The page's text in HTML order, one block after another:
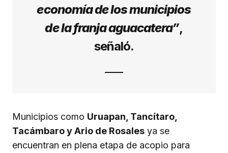
economía de los municipios
de la franja aguacatera”,
señaló.
Municipios como Uruapan, Tancítaro,
Tacámbaro y Ario de Rosales ya se
encuentran en plena etapa de acopio para